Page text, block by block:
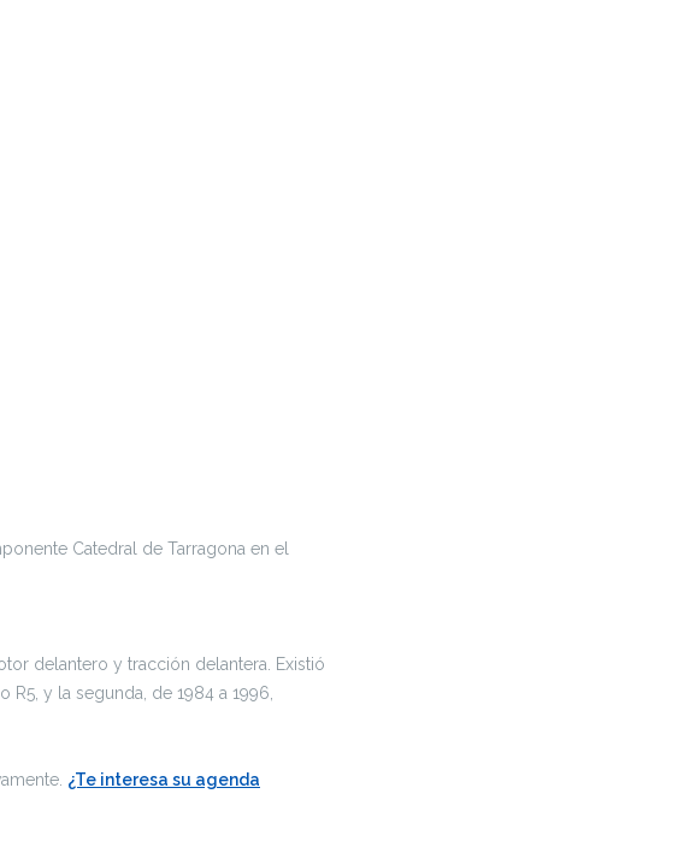
Catedral de Tarragona en el
delantero y tracción delantera. Existió
y la segunda, de 1984 a 1996,
¿Te interesa su agenda